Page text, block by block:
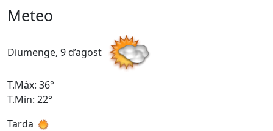
Meteo
Diumenge, 9 d’agost
T.Màx: 36°
T.Min: 22°
Tarda